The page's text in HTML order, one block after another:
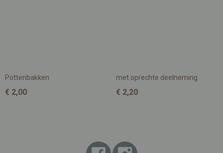
Pottenbakken
€ 2,00
met oprechte deelneming
€ 2,20